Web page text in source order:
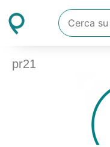
pr21